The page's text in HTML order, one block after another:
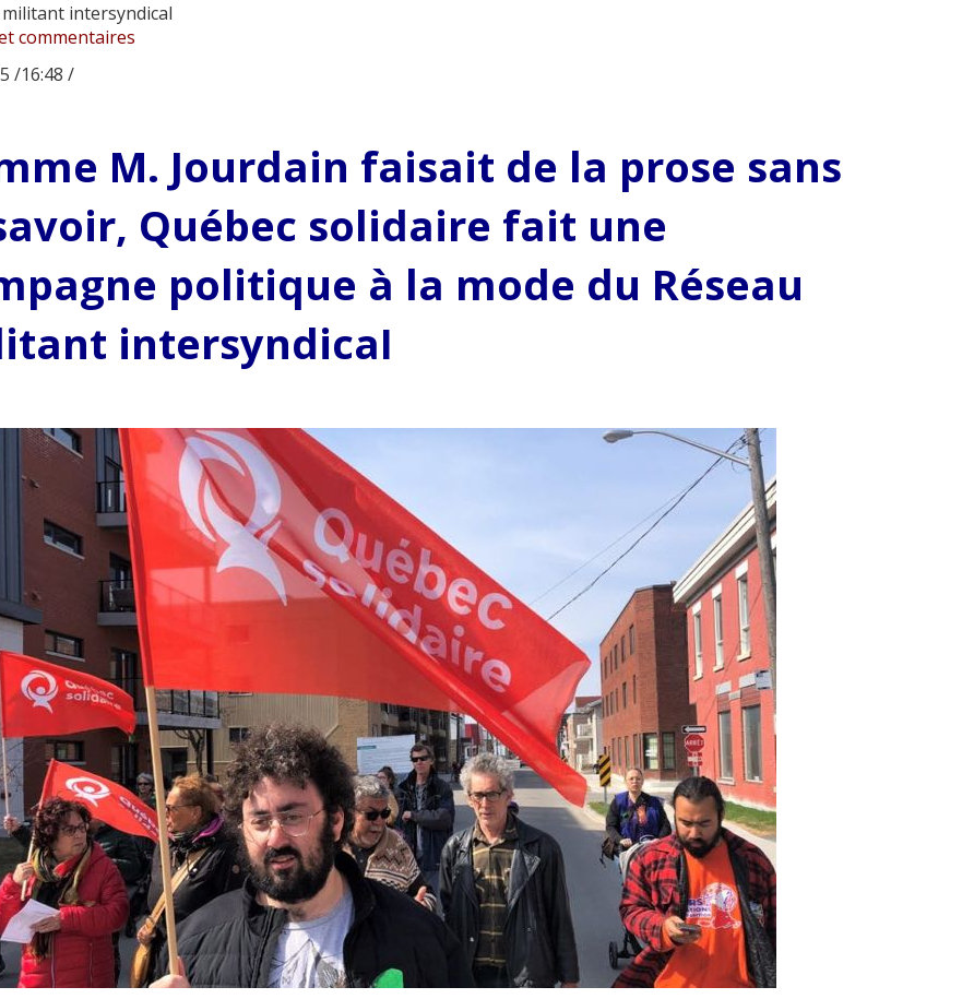
militant intersyndical
commentaires
/16:48 /
M. Jourdain faisait de la prose sans
Québec solidaire fait une
politique à la mode du Réseau
intersyndical